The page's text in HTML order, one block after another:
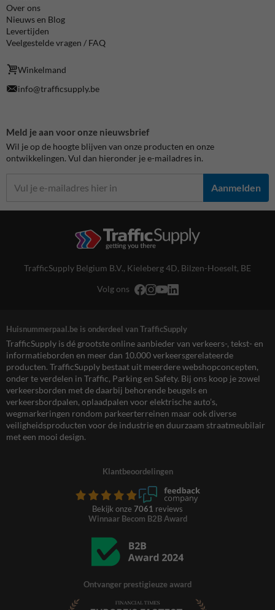
Over ons
Nieuws en Blog
Levertijden
Veelgestelde vragen / FAQ
Winkelmand
info@trafficsupply.be
Meld je aan voor onze nieuwsbrief
Wil je op de hoogte blijven van onze producten en onze
ontwikkelingen. Vul dan hieronder je e-mailadres in.
Aanmelden
TrafficSupply Belgium B.V., Kieleberg 4D, Bilzen-Hoeselt, BE
Volg ons
Huisnummerpaal.be is onderdeel van TrafficSupply
TrafficSupply is dé grootste online aanbieder van verkeers-, tekst- en
informatieborden en meer dan 10.000 verkeersgerelateerde
producten. TrafficSupply bestaat uit meerdere webshopconcepten,
onder te verdelen in Traffic, Parking en Safety. Bij ons koop je zowel
verkeersborden met de daarbij behorende beugels en
verkeersbordpalen, oplaadpalen voor elektrische auto’s,
wegmarkeringen rondom parkeerterreinen maar ook diverse
veiligheidsproducten voor de industrie en duurzaam straatmeubilair
met een mooi design.
Klantbeoordelingen
Bekijk onze 7061 reviews
Winnaar Becom B2B Award
Ontvanger prestigieuze award